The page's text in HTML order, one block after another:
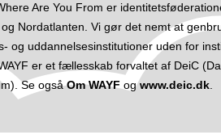
Are You From er
Nordatlanten. Vi gør det nemt at
og uddannelsesinstitutioner uden for
er et fællesskab forvaltet af DeiC
Se ogsåOm WAYFogwww.deic.dk.